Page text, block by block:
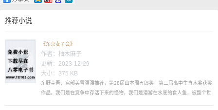
推荐小说
《东京女子会》
作者： 柚木麻子
更新：2023-12-29
大小：375 KB
东野圭吾、宫部美雪强强推荐，第28届山本周五郎奖，第三届高中生直木奖获奖
作品。我们是在竞争中存活下来的怪物，我们是潜游在水底的食人鱼，被整个世